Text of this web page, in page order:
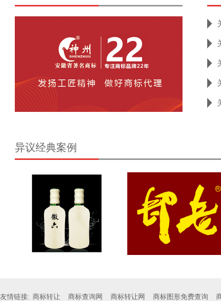
异议经典案例
友情链接: 商标转让 商标查询网 商标转让网 商标图形免费查询